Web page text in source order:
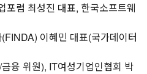
럼 최성진 대표, 한국소프트웨
이혜민 대표(국가데이터
융 위원), IT여성기업인협회 박